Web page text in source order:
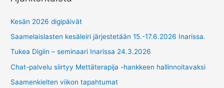
Kesän 2026 digipäivät
Saamelaislasten kesäleiri järjestetään 15.-17.6.2026 Inarissa.
Tukea Digiin – seminaari Inarissa 24.3.2026
Chat-palvelu siirtyy Mettäterapija -hankkeen hallinnoitavaksi
Saamenkielten viikon tapahtumat